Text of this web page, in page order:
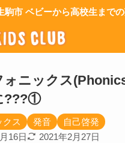
駒市 ベビーから高校生まで
ォニックス
???①
クス 発音
自己啓発
16日
2021年2月27日